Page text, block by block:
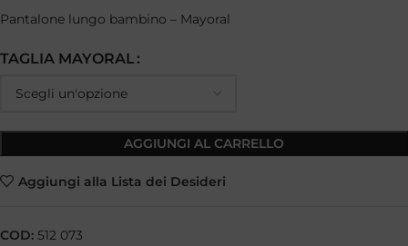
Pantalone lungo bambino – Mayoral
TAGLIA MAYORAL
AGGIUNGI AL CARRELLO
Aggiungi alla Lista dei Desideri
COD: 512 073